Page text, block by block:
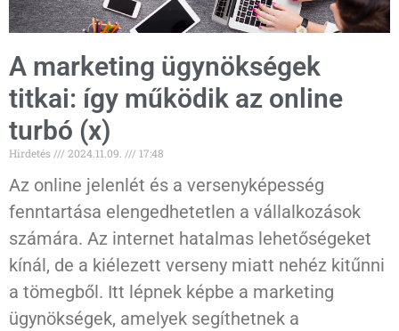
A marketing ügynökségek
titkai: így működik az online
turbó (x)
Hirdetés 2024.11.09. 17:48
Az online jelenlét és a versenyképesség
fenntartása elengedhetetlen a vállalkozások
számára. Az internet hatalmas lehetőségeket
kínál, de a kiélezett verseny miatt nehéz kitűnni
a tömegből. Itt lépnek képbe a marketing
ügynökségek, amelyek segíthetnek a